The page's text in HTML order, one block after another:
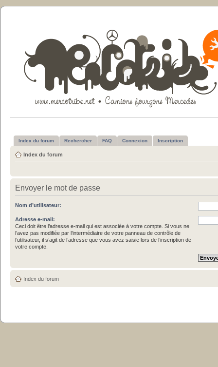
Index du forum Rechercher FAQ Connexion Inscription
Index du forum
Envoyer le mot de passe
Nom d’utilisateur:
Adresse e-mail:
Ceci doit être l’adresse e-mail qui est associée à votre compte. Si vous ne
l’avez pas modifiée par l’intermédiaire de votre panneau de contrôle de
l’utilisateur, il s’agit de l’adresse que vous avez saisie lors de l’inscription de
votre compte.
Index du forum